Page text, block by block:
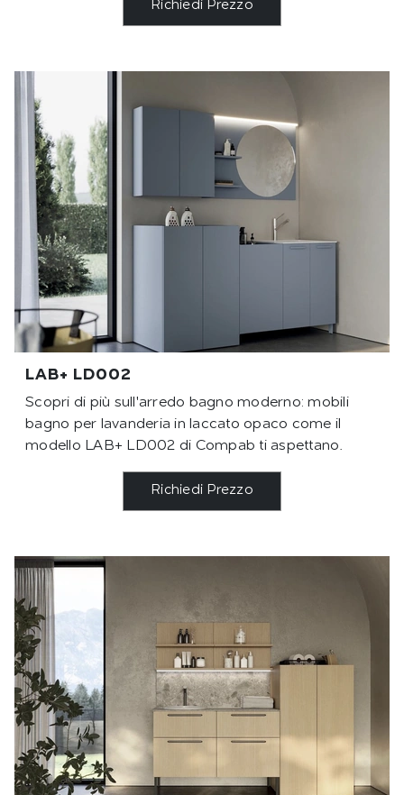
Richiedi Prezzo
LAB+ LD002
Scopri di più sull'arredo bagno moderno: mobili
bagno per lavanderia in laccato opaco come il
modello LAB+ LD002 di Compab ti aspettano.
Richiedi Prezzo